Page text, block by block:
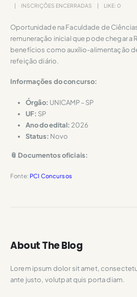
INSCRIÇÕES ENCERRADAS LIKE: 0
Oportunidade na Faculdade de
remuneração inicial que pode chegar a
benefícios como auxílio-alimentação
refeição diário.
Informações do concurso:
Órgão: UNICAMP – SP
UF: SP
Ano do edital: 2026
Status: Novo
📎 Documentos oficiais:
Fonte: PCI Concursos
About The Blog
Lorem ipsum dolor sit amet,
ante justo, volutpat quis porta diam.